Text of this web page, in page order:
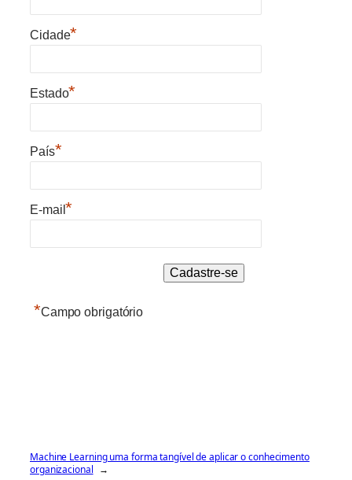
Cidade*
Estado*
País*
E-mail*
*Campo obrigatório
Machine Learning uma forma tangível de aplicar o conhecimento
organizacional →